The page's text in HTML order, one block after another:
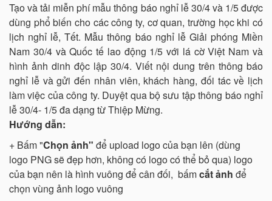
Tạo và tải miễn phí mẫu thông báo nghỉ lễ 30/4 và 1/5 được
dùng phổ biến cho các công ty, cơ quan, trường học khi có
lịch nghỉ lễ, Tết. Mẫu thông báo nghỉ lễ Giải phóng Miền
Nam 30/4 và Quốc tế lao động 1/5 với lá cờ Việt Nam và
hình ảnh dinh độc lập 30/4. Viết nội dung trên thông báo
nghỉ lễ và gửi đến nhân viên, khách hàng, đối tác về lịch
làm việc của công ty. Duyệt qua bộ sưu tập thông báo nghỉ
lễ 30/4- 1/5 đa dạng từ Thiệp Mừng.
Hướng dẫn:
+ Bấm "Chọn ảnh" để upload logo của bạn lên (dùng
logo PNG sẽ đẹp hơn, không có logo có thể bỏ qua) logo
của bạn nên là hình vuông để cân đối, bấmcắt ảnh để
chọn vùng ảnh logo vuông